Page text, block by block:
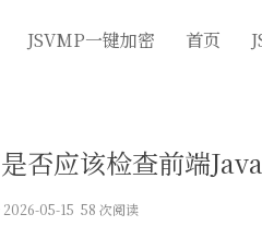
JSVMP一键加密 首页
否应该检查前端
2026-05-15 58 次阅读